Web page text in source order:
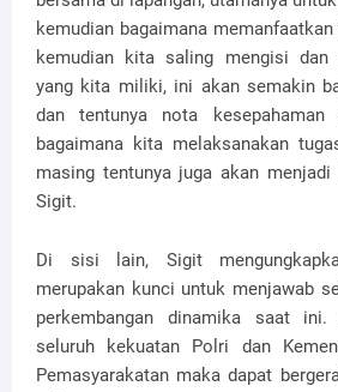
kemudian bagaimana
kemudian kita saling mengisi dan
yang kita miliki, ini akan semakin
dan tentunya nota
bagaimana kita melaksanakan
masing tentunya juga akan
Sigit.
Di sisi lain, Sigit
merupakan kunci untuk menjawab
perkembangan dinamika saat ini.
seluruh kekuatan Polri dan
Pemasyarakatan maka dapat